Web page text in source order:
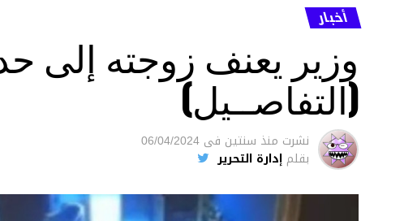
أخبار
وزير يعنف زوجته إلى
(التفاصــيل)
نشرت منذ سنتين فى 06/04/2024
بقلم إدارة التحرير